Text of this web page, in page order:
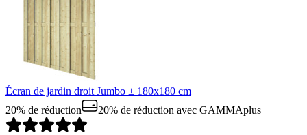
Écran de jardin droit Jumbo ± 180x180 cm
20% de réduction
20% de réduction avec GAMMAplus